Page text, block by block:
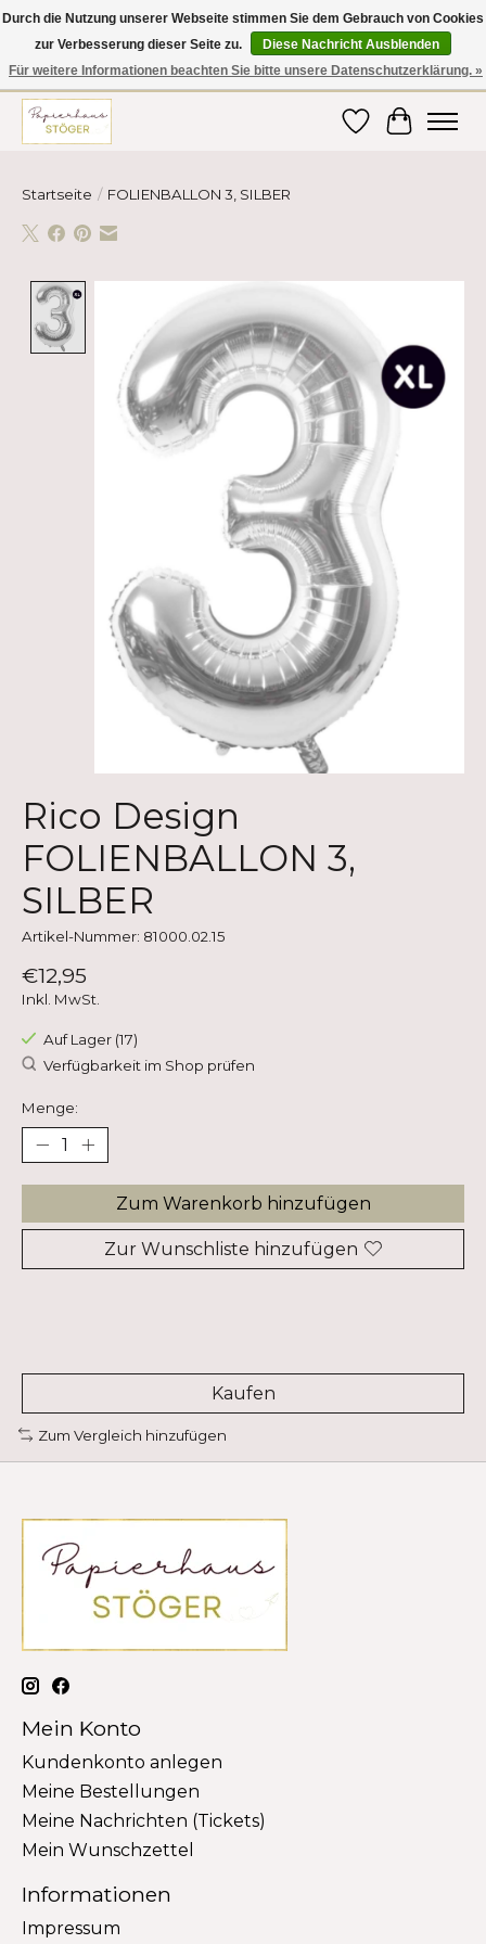
Hier finden Sie hochwertige Produkte im Bereich Schule, Büro, Papier,
Schreiben und vieles mehr! Erhalten Sie Ihre Bestellung bequem nach
Hause oder ins Büro geliefert!
Wunschzettel
Ihr
Startseite / FOLIENBALLON 3, SILBER
Rico Design
FOLIENBALLON 3,
SILBER
Artikel-Nummer: 81000.02.15
€12,95
Inkl. MwSt.
Auf Lager (17)
Verfügbarkeit im Shop prüfen
Menge:
Zum Warenkorb hinzufügen
Zur Wunschliste hinzufügen
Kaufen
Zum Vergleich hinzufügen
Mein Konto
Kundenkonto anlegen
Meine Bestellungen
Meine Nachrichten (Tickets)
Mein Wunschzettel
Informationen
Impressum
Durch die Nutzung unserer Webseite stimmen Sie dem Gebrauch von Cookies
zur Verbesserung dieser Seite zu.
Diese Nachricht Ausblenden
Für weitere Informationen beachten Sie bitte unsere Datenschutzerklärung. »